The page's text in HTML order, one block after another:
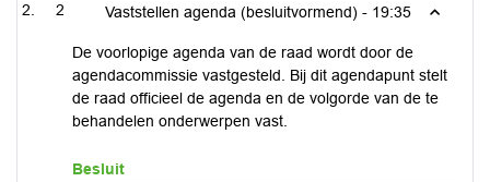
2 Vaststellen agenda (besluitvormend) - 19:35
De voorlopige agenda van de raad wordt door de
agendacommissie vastgesteld. Bij dit agendapunt stelt
de raad officieel de agenda en de volgorde van de te
behandelen onderwerpen vast.
Besluit